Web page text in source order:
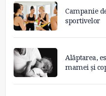
Campanie
sportivelor
Alăptarea,
mamei și